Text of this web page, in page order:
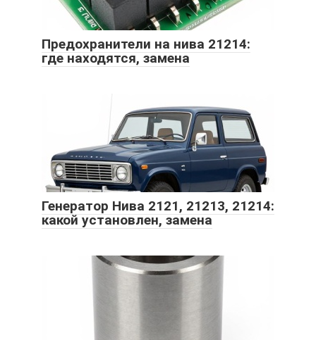
Предохранители на нива 21214:
где находятся, замена
Генератор Нива 2121, 21213, 21214:
какой установлен, замена